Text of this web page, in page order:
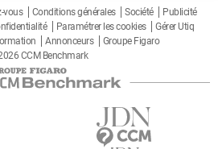
vous Conditions générales Société
Publicité
Paramétrer les cookies
Gérer Utiq
Annonceurs
Groupe Figaro
CCM Benchmark